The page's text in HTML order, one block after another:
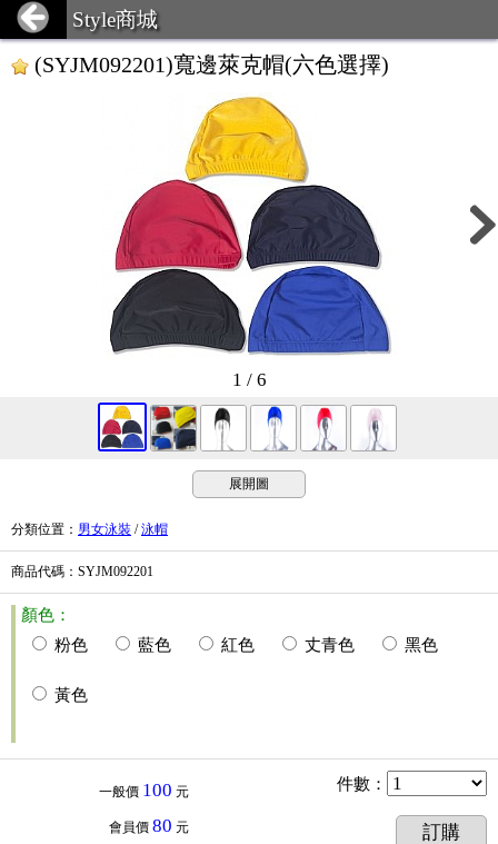
Style商城
(SYJM092201)寬邊萊克帽(六色選擇)
1 / 6
展開圖
分類位置 ： 男女泳裝 /泳帽
商品代碼 ：SYJM092201
顏色：
粉色
藍色 紅色 丈青色 黑色
黃色
一般價 100 元
會員價 80 元
件數 ：
訂購